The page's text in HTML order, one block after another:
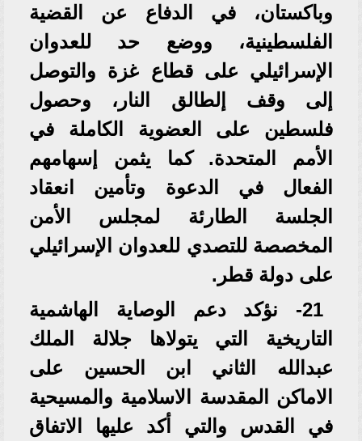
وباكستان، في الدفاع عن القضية
الفلسطينية، ووضع حد للعدوان
الإسرائيلي على قطاع غزة والتوصل
إلى وقف إلطالق النار، وحصول
فلسطين على العضوية الكاملة في
الأمم المتحدة. كما يثمن إسهامهم
الفعال في الدعوة وتأمين انعقاد
الجلسة الطارئة لمجلس الأمن
المخصصة للتصدي للعدوان الإسرائيلي
على دولة قطر.
21- نؤكد دعم الوصاية الهاشمية
التاريخية التي يتولاها جلالة الملك
عبدالله الثاني ابن الحسين على
الاماكن المقدسة الاسلامية والمسيحية
في القدس والتي أكد عليها الاتفاق